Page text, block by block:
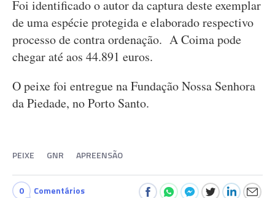
Foi identificado o autor da captura deste exemplar
de uma espécie protegida e elaborado respectivo
processo de contra ordenação. A Coima pode
chegar até aos 44.891 euros.
O peixe foi entregue na Fundação Nossa Senhora
da Piedade, no Porto Santo.
PEIXE GNR APREENSÃO
0 Comentários